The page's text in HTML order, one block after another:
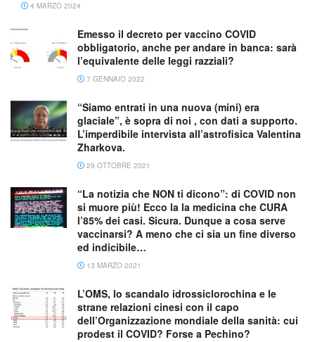
4 MARZO 2024
Emesso il decreto per vaccino COVID
obbligatorio, anche per andare in banca: sarà
l’equivalente delle leggi razziali?
7 GENNAIO 2022
“Siamo entrati in una nuova (mini) era
glaciale”, è sopra di noi , con dati a supporto.
L’imperdibile intervista all’astrofisica Valentina
Zharkova.
29 OTTOBRE 2021
“La notizia che NON ti dicono”: di COVID non
si muore più! Ecco la la medicina che CURA
l’85% dei casi. Sicura. Dunque a cosa serve
vaccinarsi? A meno che ci sia un fine diverso
ed indicibile…
13 MARZO 2021
L’OMS, lo scandalo idrossiclorochina e le
strane relazioni cinesi con il capo
dell’Organizzazione mondiale della sanità: cui
prodest il COVID? Forse a Pechino?